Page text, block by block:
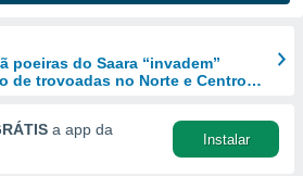
poeiras do Saara “invadem”
de trovoadas no Norte e Centro
a app da
Instalar